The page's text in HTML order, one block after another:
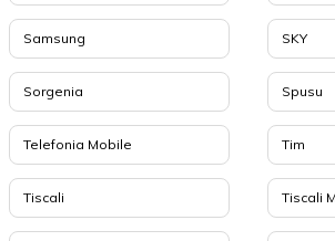
Samsung SKY
Sorgenia Spusu
Telefonia Mobile Tim
Tiscali Tiscali